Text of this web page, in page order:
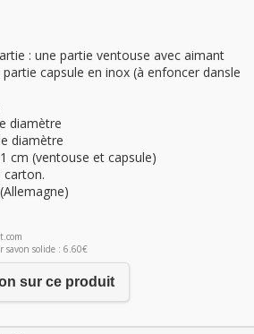
: une partie ventouse avec aimant
capsule en inox (à enfoncer dansle
diamètre
diamètre
cm (ventouse et capsule)
carton.
savon solide : 6.60€
sur ce produit